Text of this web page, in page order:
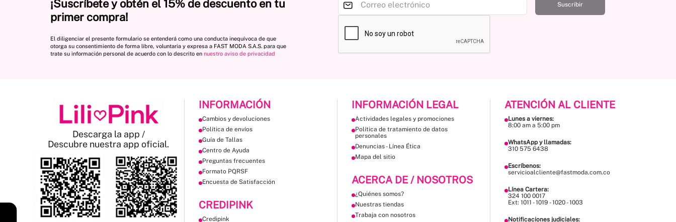
¡Suscríbete y obtén el 15% de descuento en tu
primer compra!
El diligenciar el presente formulario se entenderá como una conducta inequívoca de que
otorga su consentimiento de forma libre, voluntaria y expresa a FAST MODA S.A.S. para que
trate su información personal de acuerdo con lo descrito en nuestro aviso de privacidad
Suscribir
Descarga la app /
Descubre nuestra app oficial.
INFORMACIÓN
Cambios y devoluciones
Política de envíos
Guía de Tallas
Centro de Ayuda
Preguntas frecuentes
Formato PQRSF
Encuesta de Satisfacción
CREDIPINK
Credipink
INFORMACIÓN LEGAL
Actividades legales y promociones
Política de tratamiento de datos
personales
Denuncias - Línea Ética
Mapa del sitio
ACERCA DE / NOSOTROS
¿Quiénes somos?
Nuestras tiendas
Trabaja con nosotros
ATENCIÓN AL CLIENTE
Lunes a viernes:
8:00 am a 5:00 pm
WhatsApp y llamadas:
310 575 6438
Escríbenos:
servicioalcliente@fastmoda.com.co
Línea Cartera:
324 100 0017
Ext: 1011 - 1019 - 1020 - 1003
Notificaciones judiciales: